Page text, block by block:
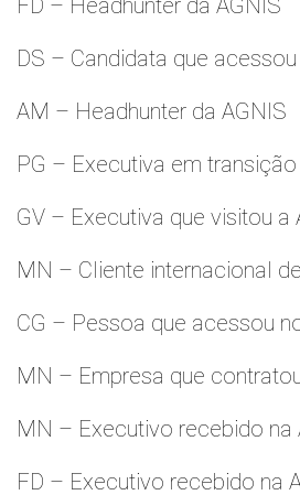
FD – Headhunter da AGNIS
DS – Candidata que
AM – Headhunter da AGNIS
PG – Executiva em
GV – Executiva que visitou a
MN – Cliente internacional
CG – Pessoa que acessou
MN – Empresa que
MN – Executivo recebido na
FD – Executivo recebido na